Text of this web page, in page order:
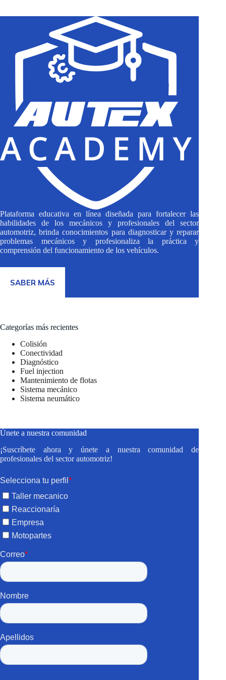
Plataforma educativa en línea diseñada para fortalecer las
habilidades de los mecánicos y profesionales del sector
automotriz, brinda conocimientos para diagnosticar y reparar
problemas mecánicos y profesionaliza la práctica y
comprensión del funcionamiento de los vehículos.
SABER MÁS
Categorías más recientes
Colisión
Conectividad
Diagnóstico
Fuel injection
Mantenimiento de flotas
Sistema mecánico
Sistema neumático
Únete a nuestra comunidad
¡Suscríbete ahora y únete a nuestra comunidad de
profesionales del sector automotriz!